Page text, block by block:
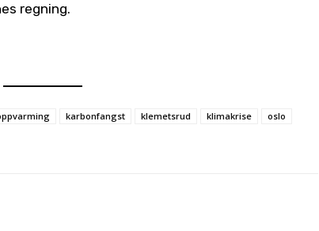
regning.
karbonfangst klemetsrud klimakrise
oslo